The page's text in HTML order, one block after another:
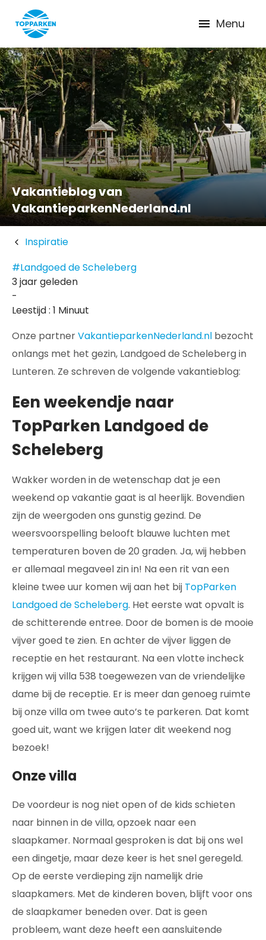
Menu
Vakantieblog van
VakantieparkenNederland.nl
Inspiratie
#Landgoed de Scheleberg
3 jaar geleden
-
Leestijd : 1 Minuut
Onze partnerVakantieparkenNederland.nl bezocht
onlangs met het gezin, Landgoed de Scheleberg in
Lunteren. Ze schreven de volgende vakantieblog:
Een weekendje naar
TopParken Landgoed de
Scheleberg
Wakker worden in de wetenschap dat je een
weekend op vakantie gaat is al heerlijk. Bovendien
zijn de weergoden ons gunstig gezind. De
weersvoorspelling belooft blauwe luchten met
temperaturen boven de 20 graden. Ja, wij hebben
er allemaal megaveel zin in! Na een rit van een
kleine twee uur komen wij aan het bij TopParken
Landgoed de Scheleberg. Het eerste wat opvalt is
de schitterende entree. Door de bomen is de mooie
vijver goed te zien. En achter de vijver liggen de
receptie en het restaurant. Na een vlotte incheck
krijgen wij villa 538 toegewezen van de vriendelijke
dame bij de receptie. Er is meer dan genoeg ruimte
bij onze villa om twee auto’s te parkeren. Dat komt
goed uit, want we krijgen later dit weekend nog
bezoek!
Onze villa
De voordeur is nog niet open of de kids schieten
naar binnen in de villa, opzoek naar een
slaapkamer. Normaal gesproken is dat bij ons wel
een dingetje, maar deze keer is het snel geregeld.
Op de eerste verdieping zijn namelijk drie
slaapkamers. Met de kinderen boven, blijft voor ons
de slaapkamer beneden over. Dat is geen
probleem, want deze heeft een aansluitende